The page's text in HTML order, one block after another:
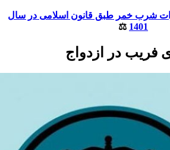
شرب خمر طبق قانون اسلامی در سال
1401
⚖️
فریب در ازدواج